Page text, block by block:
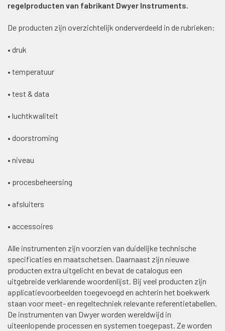
regelproducten van fabrikant Dwyer Instruments.
De producten zijn overzichtelijk onderverdeeld in de rubrieken:
• druk
• temperatuur
• test & data
• luchtkwaliteit
• doorstroming
• niveau
• procesbeheersing
• afsluiters
• accessoires
Alle instrumenten zijn voorzien van duidelijke technische
specificaties en maatschetsen. Daarnaast zijn nieuwe
producten extra uitgelicht en bevat de catalogus een
uitgebreide verklarende woordenlijst. Bij veel producten zijn
applicatievoorbeelden toegevoegd en achterin het boekwerk
staan voor meet- en regeltechniek relevante referentietabellen.
De instrumenten van Dwyer worden wereldwijd in
uiteenlopende processen en systemen toegepast. Ze worden